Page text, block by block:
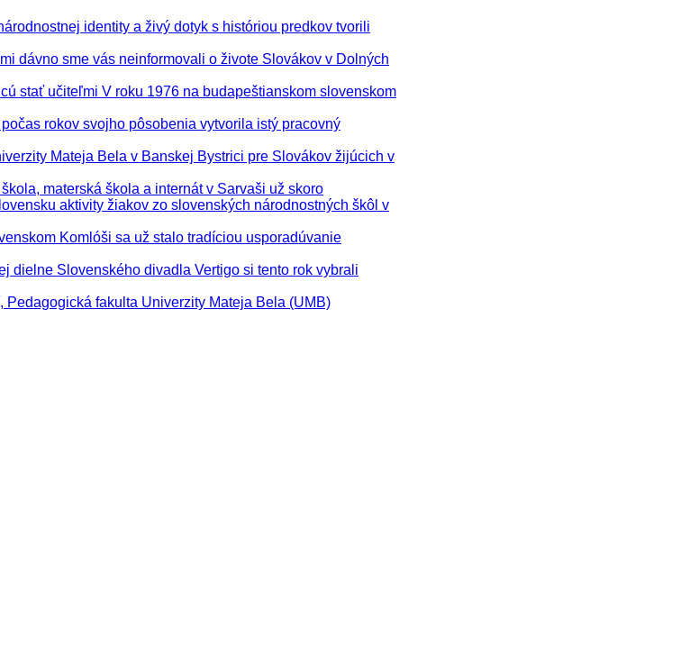
identity a živý dotyk s históriou predkov tvorili
dávno sme vás neinformovali o živote Slovákov v Dolných
stať učiteľmi V roku 1976 na budapeštianskom slovenskom
rokov svojho pôsobenia vytvorila istý pracovný
Mateja Bela v Banskej Bystrici pre Slovákov žijúcich v
materská škola a internát v Sarvaši už skoro
aktivity žiakov zo slovenských národnostných škôl v
Komlóši sa už stalo tradíciou usporadúvanie
dielne Slovenského divadla Vertigo si tento rok vybrali
fakulta Univerzity Mateja Bela (UMB)